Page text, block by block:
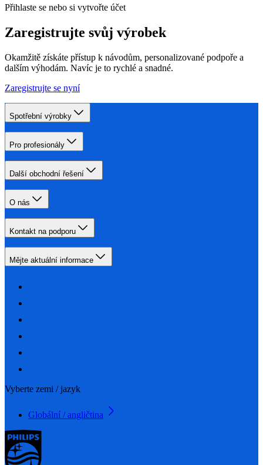
Přihlaste se nebo si vytvořte účet
Zaregistrujte svůj výrobek
Okamžitě získáte přístup k návodům, personalizované podpoře a
dalším výhodám. Navíc je to rychlé a snadné.
Zaregistrujte se nyní
Spotřební výrobky
Pro profesionály
Další obchodní řešení
O nás
Kontakt na podporu
Mějte aktuální informace
Vyberte zemi / jazyk
Globální / angličtina